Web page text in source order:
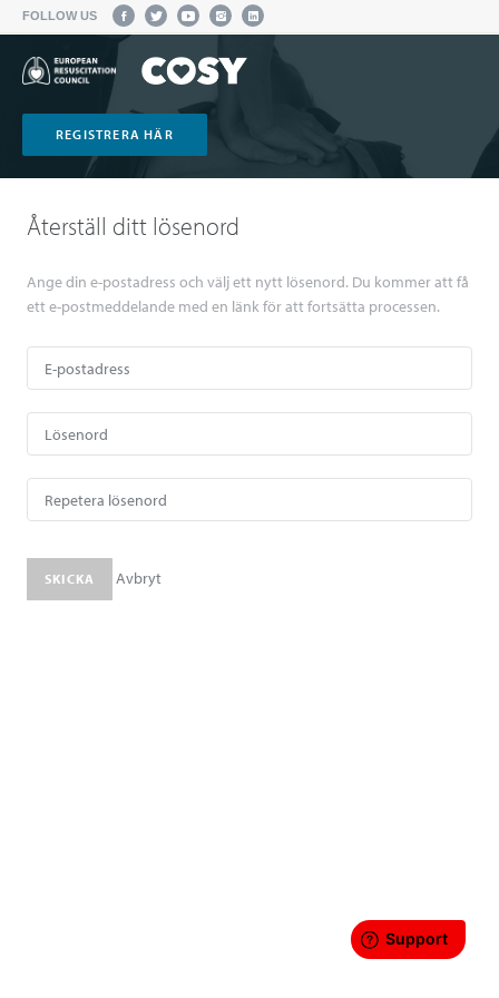
FOLLOW US
REGISTRERA HÄR
Återställ ditt lösenord
Ange din e-postadress och välj ett nytt lösenord. Du kommer att få
ett e-postmeddelande med en länk för att fortsätta processen.
SKICKA Avbryt